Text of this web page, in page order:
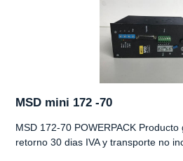
MSD mini 172 -70
MSD 172-70 POWERPACK
retorno 30 dias IVA y transporte no